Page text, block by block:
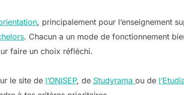
, principalement pour l’enseignement
. Chacun a un mode de fonctionnement
faire un choix réfléchi.
le site de l’ONISEP, de Studyrama ou de